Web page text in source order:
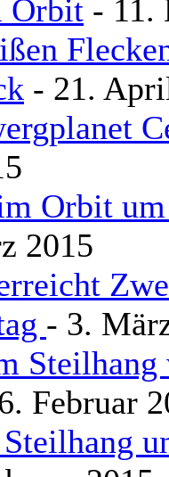
Orbit - 11.
- 21.
Orbit
2015
- 3.
Februar